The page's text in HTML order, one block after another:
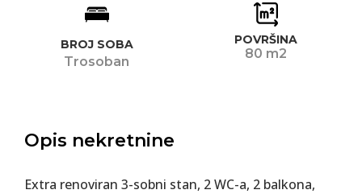
BROJ SOBA
Trosoban
POVRŠINA
80 m2
Opis nekretnine
Extra renoviran 3-sobni stan, 2 WC-a, 2 balkona,